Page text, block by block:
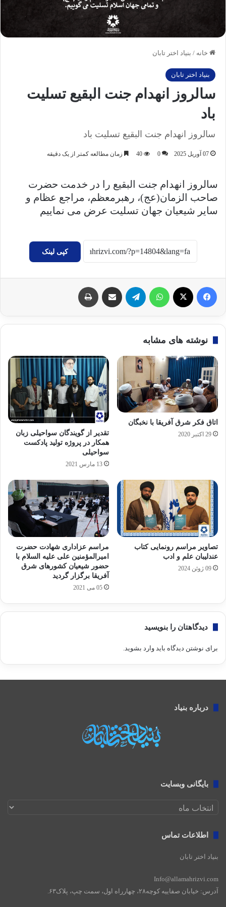
خانه / بنیاد اختر تابان
بنیاد اختر تابان
سالروز انهدام جنت البقیع تسلیت
باد
سالروز انهدام جنت البقیع تسلیت باد
07 آوریل 2025 0
40 زمان مطالعه کمتر از یک دقیقه
سالروز انهدام جنت البقیع را در خدمت حضرت
صاحب الزمان(عج)، رهبرمعظم، مراجع عظام و
سایر شیعیان جهان تسلیت عرض می نماییم
کپی لینک
نوشته های مشابه
اتاق فکر شرق آفریقا با نخبگان
29 اکتبر 2020
تقدیر از گویندگان سواحیلی زبان
همکار در پروژه تولید پادکست
سواحیلی
13 مارس 2021
تصاویر مراسم رونمایی کتاب
عندلیبان علم و ادب
09 ژوئن 2024
مراسم عزاداری شهادت حضرت
امیرالمؤمنین علی علیه السلام با
حضور شیعیان کشورهای شرق
آفریقا برگزار گردید
05 می 2021
دیدگاهتان را بنویسید
برای نوشتن دیدگاه باید وارد بشوید
درباره بنیاد
بایگانی وبسایت
بایگانی
اطلاعات تماس
بنیاد اختر تابان
Info@allamahrizvi.com
آدرس: خیابان صفاییه کوچه۲۸، چهار‌راه اول، سمت چپ، پلاک۶۳.